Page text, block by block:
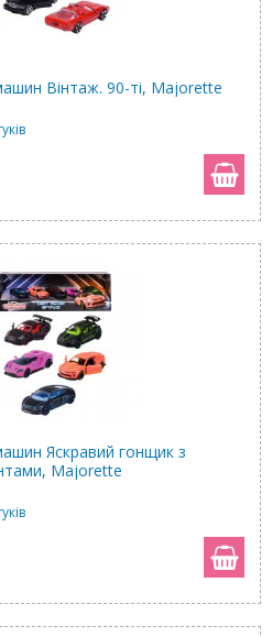
Вінтаж. 90-ті, Majorette
Яскравий гонщик з
Majorette